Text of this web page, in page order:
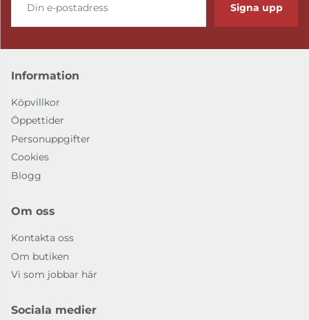
Signa upp
Information
Köpvillkor
Öppettider
Personuppgifter
Cookies
Blogg
Om oss
Kontakta oss
Om butiken
Vi som jobbar här
Sociala medier